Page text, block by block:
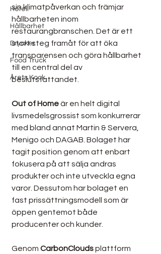
Hotell
Hållbarhet
Drycker
Food Truck
Årets Kock
sin klimatpåverkan och främjar
hållbarheten inom
restaurangbranschen. Det är ett
stort steg framåt för att öka
transparensen och göra hållbarhet
till en central del av
beslutsfattandet.
Out of Home är en helt digital
livsmedelsgrossist som konkurrerar
med bland annat Martin & Servera,
Menigo och DAGAB. Bolaget har
tagit position genom att enbart
fokusera på att sälja andras
produkter och inte utveckla egna
varor. Dessutom har bolaget en
fast prissättningsmodell som är
öppen gentemot både
producenter och kunder.
Genom CarbonClouds plattform